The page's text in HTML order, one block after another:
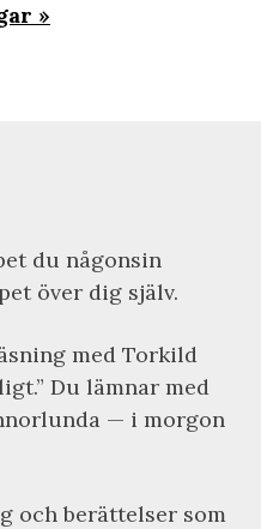
du någonsin
över dig själv.
med Torkild
Du lämnar med
— i morgon
och berättelser som